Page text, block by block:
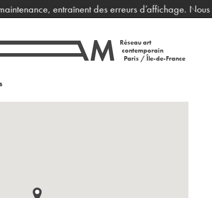
entraînent des erreurs d’affichage. Nous
Réseau art
contemporain
Paris / Île-de-France